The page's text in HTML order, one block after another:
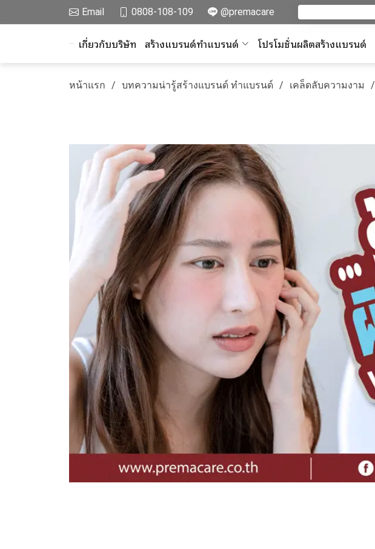
Email 0808-108-109 @premacare
เกี่ยวกับบริษัท สร้างแบรนด์ทำแบรนด์ โปรโมชั่นผลิตสร้างแบรนด์
หน้าแรก บทความน่ารู้สร้างแบรนด์ ทำแบรนด์ เคล็ดลับความงาม